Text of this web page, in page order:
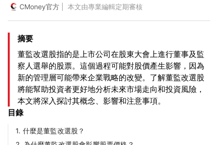
CMoney官方 | 本文由專業編輯定期審核
摘要
董監改選股指的是上市公司在股東大會上進行董事及監
察人選舉的股票。這個過程可能對股價產生影響，因為
新的管理層可能帶來企業戰略的改變。了解董監改選股
將能幫助投資者更好地分析未來市場走向和投資風險，
本文將深入探討其概念、影響和注意事項。
目錄
1. 什麼是董監改選股？